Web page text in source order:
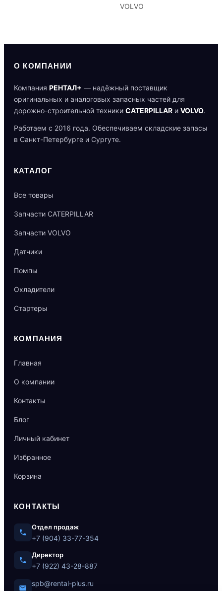
VOLVO
О КОМПАНИИ
Компания РЕНТАЛ+ — надёжный поставщик
оригинальных и аналоговых запасных частей для
дорожно-строительной техники CATERPILLAR и VOLVO.
Работаем с 2016 года. Обеспечиваем складские запасы
в Санкт-Петербурге и Сургуте.
КАТАЛОГ
Все товары
Запчасти CATERPILLAR
Запчасти VOLVO
Датчики
Помпы
Охладители
Стартеры
КОМПАНИЯ
Главная
О компании
Контакты
Блог
Личный кабинет
Избранное
Корзина
КОНТАКТЫ
Отдел продаж
+7 (904) 33-77-354
Директор
+7 (922) 43-28-887
spb@rental-plus.ru